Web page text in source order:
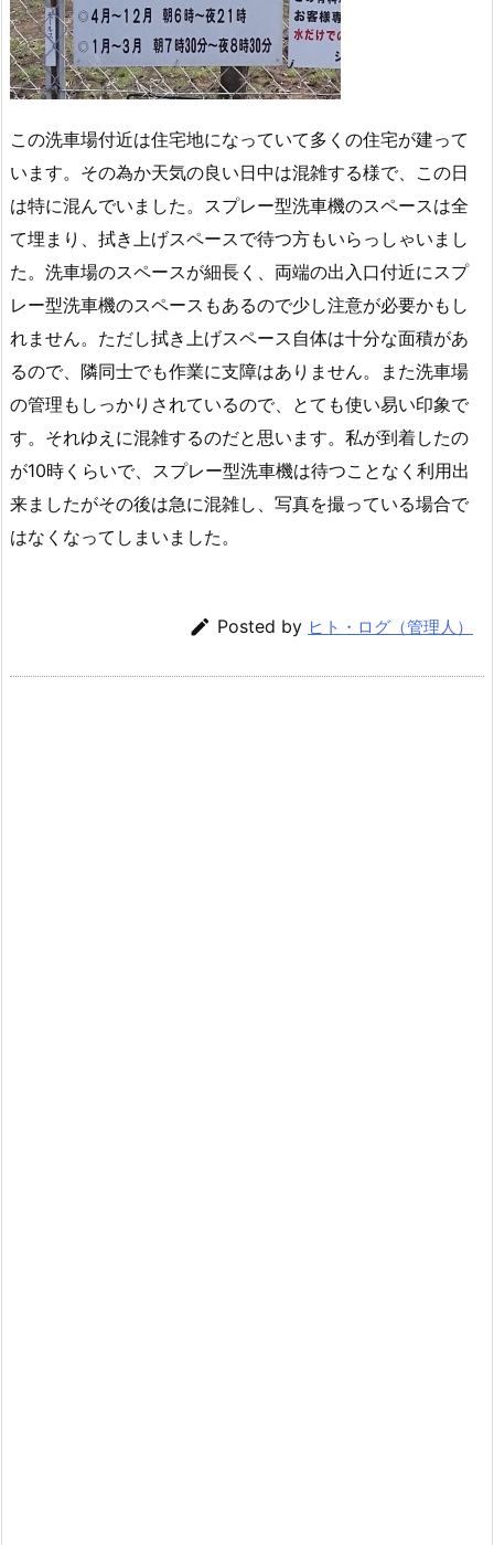
この洗車場付近は住宅地になっていて多くの住宅が建って
います。その為か天気の良い日中は混雑する様で、この日
は特に混んでいました。スプレー型洗車機のスペースは全
て埋まり、拭き上げスペースで待つ方もいらっしゃいまし
た。洗車場のスペースが細長く、両端の出入口付近にスプ
レー型洗車機のスペースもあるので少し注意が必要かもし
れません。ただし拭き上げスペース自体は十分な面積があ
るので、隣同士でも作業に支障はありません。また洗車場
の管理もしっかりされているので、とても使い易い印象で
す。それゆえに混雑するのだと思います。私が到着したの
が10時くらいで、スプレー型洗車機は待つことなく利用出
来ましたがその後は急に混雑し、写真を撮っている場合で
はなくなってしまいました。
 Posted by ヒト・ログ（管理人）